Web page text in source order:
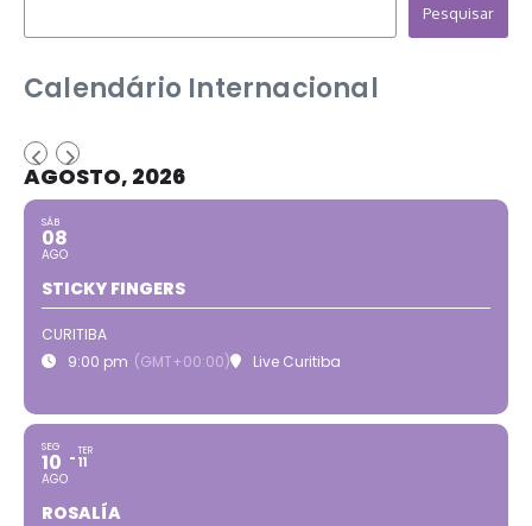
Pesquisar
Calendário Internacional
AGOSTO, 2026
SÁB
08
AGO
STICKY FINGERS
CURITIBA
9:00 pm (GMT+00:00) Live Curitiba
SEG
10
AGO
TER
11
ROSALÍA